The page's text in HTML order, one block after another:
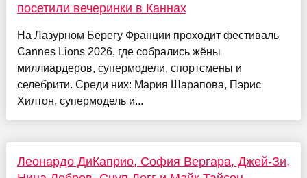
посетили вечеринки в Каннах
На Лазурном Берегу Франции проходит фестиваль
Cannes Lions 2026, где собрались жёны
миллиардеров, супермодели, спортсмены и
селебрити. Среди них: Мария Шарапова, Пэрис
Хилтон, супермодель и...
Леонардо ДиКаприо, София Вергара, Джей-Зи,